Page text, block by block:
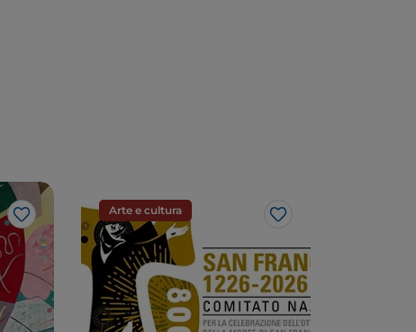
Gosto
Arte e cultura
Gosto